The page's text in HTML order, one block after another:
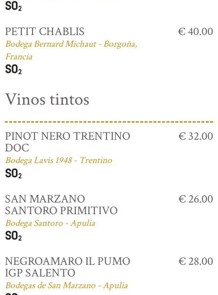
PETIT CHABLIS
Bodega Bernard Michaut - Borgoña,
Francia
€ 40.00
Vinos tintos
PINOT NERO TRENTINO
DOC
Bodega Lavis 1948 - Trentino
€ 32.00
SAN MARZANO
SANTORO PRIMITIVO
Bodega Santoro - Apulia
€ 26.00
NEGROAMARO IL PUMO
IGP SALENTO
Bodegas de San Marzano - Apulia
€ 28.00